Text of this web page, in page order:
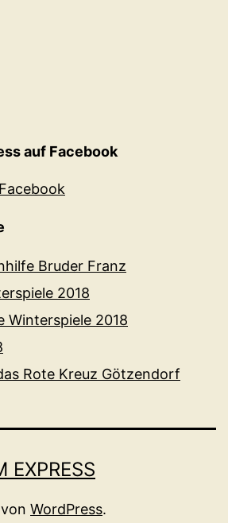
auf Facebook
Bruder Franz
2018
Winterspiele 2018
Rote Kreuz Götzendorf
EXPRESS
WordPress.